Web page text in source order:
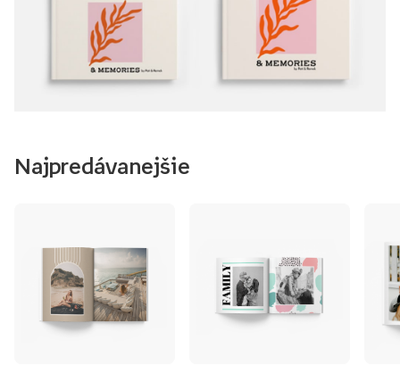
Najpredávanejšie